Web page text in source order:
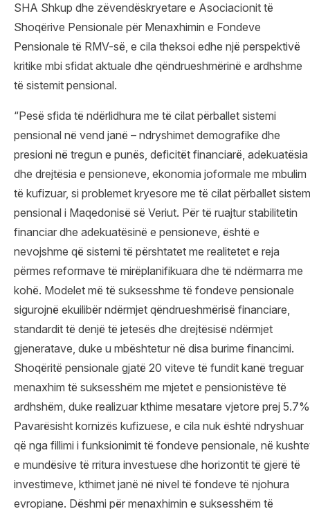
SHA Shkup dhe zëvendëskryetare e Asociacionit të
Shoqërive Pensionale për Menaxhimin e Fondeve
Pensionale të RMV-së, e cila theksoi edhe një perspektivë
kritike mbi sfidat aktuale dhe qëndrueshmërinë e ardhshme
të sistemit pensional.
“Pesë sfida të ndërlidhura me të cilat përballet sistemi
pensional në vend janë – ndryshimet demografike dhe
presioni në tregun e punës, deficitët financiarë, adekuatësia
dhe drejtësia e pensioneve, ekonomia joformale me mbulim
të kufizuar, si problemet kryesore me të cilat përballet
pensional i Maqedonisë së Veriut. Për të ruajtur stabilitetin
financiar dhe adekuatësinë e pensioneve, është e
nevojshme që sistemi të përshtatet me realitetet e reja
përmes reformave të mirëplanifikuara dhe të ndërmarra me
kohë. Modelet më të suksesshme të fondeve pensionale
sigurojnë ekuilibër ndërmjet qëndrueshmërisë financiare,
standardit të denjë të jetesës dhe drejtësisë ndërmjet
gjeneratave, duke u mbështetur në disa burime financimi.
Shoqëritë pensionale gjatë 20 viteve të fundit kanë treguar
menaxhim të suksesshëm me mjetet e pensionistëve të
ardhshëm, duke realizuar kthime mesatare vjetore prej
Pavarësisht kornizës kufizuese, e cila nuk është ndryshuar
që nga fillimi i funksionimit të fondeve pensionale, në
e mundësive të rritura investuese dhe horizontit të gjerë të
investimeve, kthimet janë në nivel të fondeve të njohura
evropiane. Dëshmi për menaxhimin e suksesshëm të